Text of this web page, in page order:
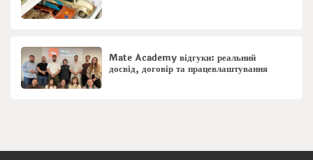
Mate Academy відгуки: реальний
досвід, договір та працевлаштування